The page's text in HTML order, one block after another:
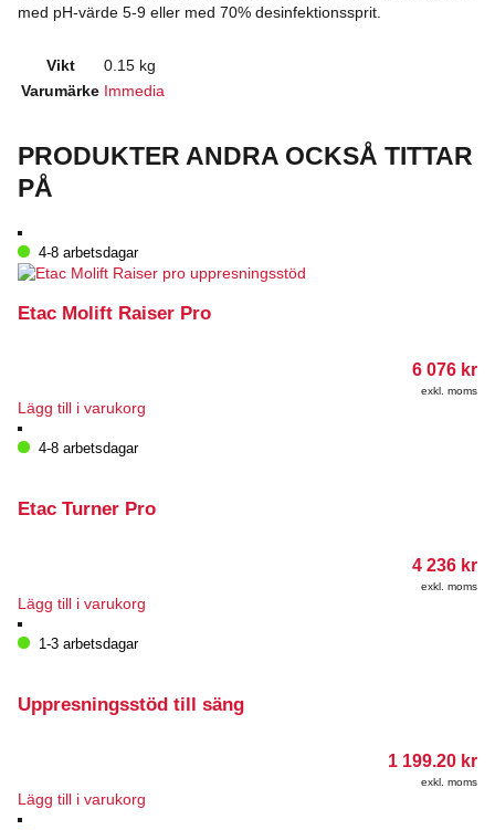
med pH-värde 5-9 eller med 70% desinfektionssprit.
Vikt
0.15 kg
Varumärke Immedia
PRODUKTER ANDRA OCKSÅ TITTAR
PÅ
4-8 arbetsdagar
Etac Molift Raiser Pro
6 076 kr
exkl. moms
Lägg till i varukorg
4-8 arbetsdagar
Etac Turner Pro
4 236 kr
exkl. moms
Lägg till i varukorg
1-3 arbetsdagar
Uppresningsstöd till säng
1 199.20 kr
exkl. moms
Lägg till i varukorg